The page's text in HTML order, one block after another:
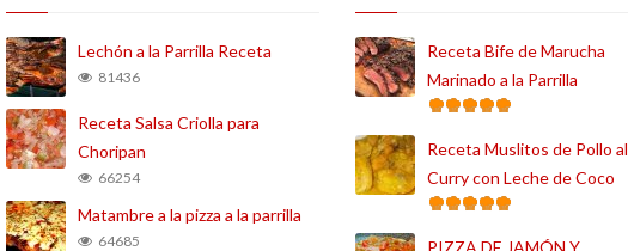
Lechón a la Parrilla Receta
81436
Receta Salsa Criolla para
Choripan
66254
Matambre a la pizza a la parrilla
64685
Receta Bife de Marucha
Marinado a la Parrilla
Receta Muslitos de Pollo al
Curry con Leche de Coco
PIZZA DE JAMÓN Y